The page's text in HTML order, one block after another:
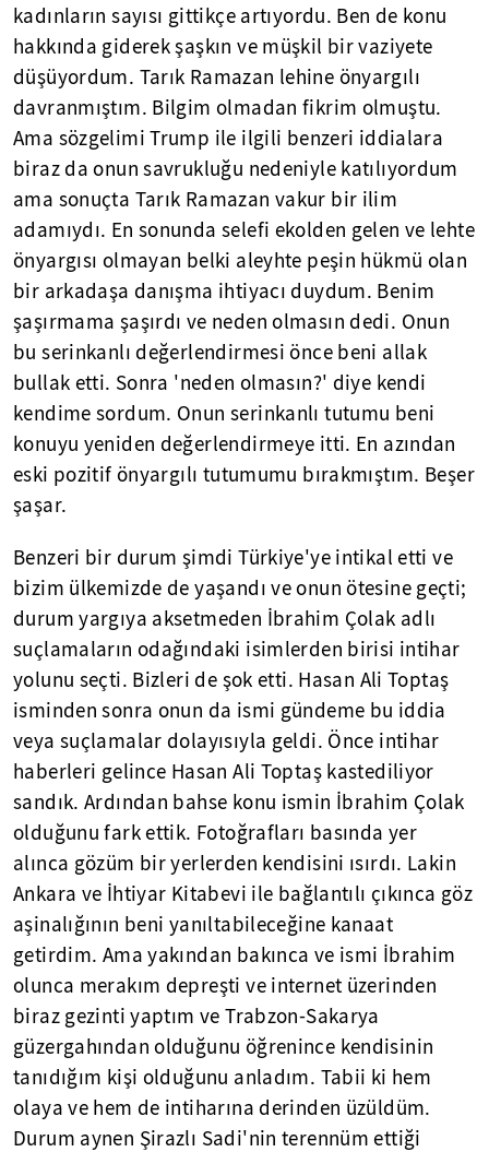
kadınların sayısı gittikçe artıyordu. Ben de konu
hakkında giderek şaşkın ve müşkil bir vaziyete
düşüyordum. Tarık Ramazan lehine önyargılı
davranmıştım. Bilgim olmadan fikrim olmuştu.
Ama sözgelimi Trump ile ilgili benzeri iddialara
biraz da onun savrukluğu nedeniyle katılıyordum
ama sonuçta Tarık Ramazan vakur bir ilim
adamıydı. En sonunda selefi ekolden gelen ve lehte
önyargısı olmayan belki aleyhte peşin hükmü olan
bir arkadaşa danışma ihtiyacı duydum. Benim
şaşırmama şaşırdı ve neden olmasın dedi. Onun
bu serinkanlı değerlendirmesi önce beni allak
bullak etti. Sonra 'neden olmasın?' diye kendi
kendime sordum. Onun serinkanlı tutumu beni
konuyu yeniden değerlendirmeye itti. En azından
eski pozitif önyargılı tutumumu bırakmıştım. Beşer
şaşar.
Benzeri bir durum şimdi Türkiye'ye intikal etti ve
bizim ülkemizde de yaşandı ve onun ötesine geçti;
durum yargıya aksetmeden İbrahim Çolak adlı
suçlamaların odağındaki isimlerden birisi intihar
yolunu seçti. Bizleri de şok etti. Hasan Ali Toptaş
isminden sonra onun da ismi gündeme bu iddia
veya suçlamalar dolayısıyla geldi. Önce intihar
haberleri gelince Hasan Ali Toptaş kastediliyor
sandık. Ardından bahse konu ismin İbrahim Çolak
olduğunu fark ettik. Fotoğrafları basında yer
alınca gözüm bir yerlerden kendisini ısırdı. Lakin
Ankara ve İhtiyar Kitabevi ile bağlantılı çıkınca göz
aşinalığının beni yanıltabileceğine kanaat
getirdim. Ama yakından bakınca ve ismi İbrahim
olunca merakım depreşti ve internet üzerinden
biraz gezinti yaptım ve Trabzon-Sakarya
güzergahından olduğunu öğrenince kendisinin
tanıdığım kişi olduğunu anladım. Tabii ki hem
olaya ve hem de intiharına derinden üzüldüm.
Durum aynen Şirazlı Sadi'nin terennüm ettiği